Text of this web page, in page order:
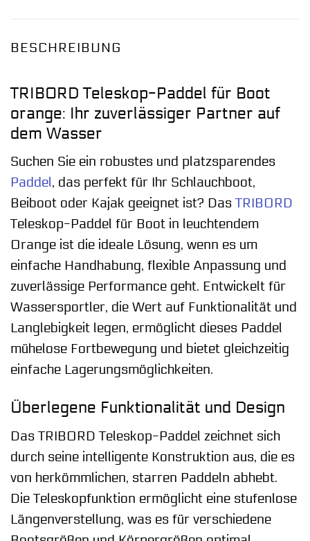
BESCHREIBUNG
TRIBORD Teleskop-Paddel für Boot
orange: Ihr zuverlässiger Partner auf
dem Wasser
Suchen Sie ein robustes und platzsparendes
Paddel, das perfekt für Ihr Schlauchboot,
Beiboot oder Kajak geeignet ist? Das TRIBORD
Teleskop-Paddel für Boot in leuchtendem
Orange ist die ideale Lösung, wenn es um
einfache Handhabung, flexible Anpassung und
zuverlässige Performance geht. Entwickelt für
Wassersportler, die Wert auf Funktionalität und
Langlebigkeit legen, ermöglicht dieses Paddel
mühelose Fortbewegung und bietet gleichzeitig
einfache Lagerungsmöglichkeiten.
Überlegene Funktionalität und Design
Das TRIBORD Teleskop-Paddel zeichnet sich
durch seine intelligente Konstruktion aus, die es
von herkömmlichen, starren Paddeln abhebt.
Die Teleskopfunktion ermöglicht eine stufenlose
Längenverstellung, was es für verschiedene